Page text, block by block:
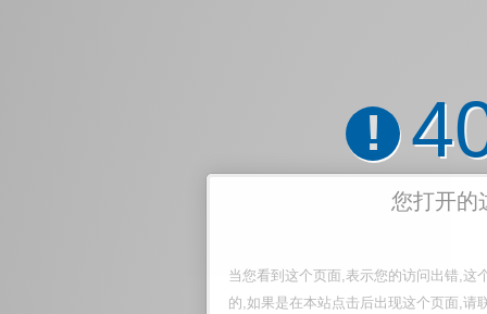
!
您打开的
当您看到这个页面,表示您的访问出错,这
的,如果是在本站点击后出现这个页面,请